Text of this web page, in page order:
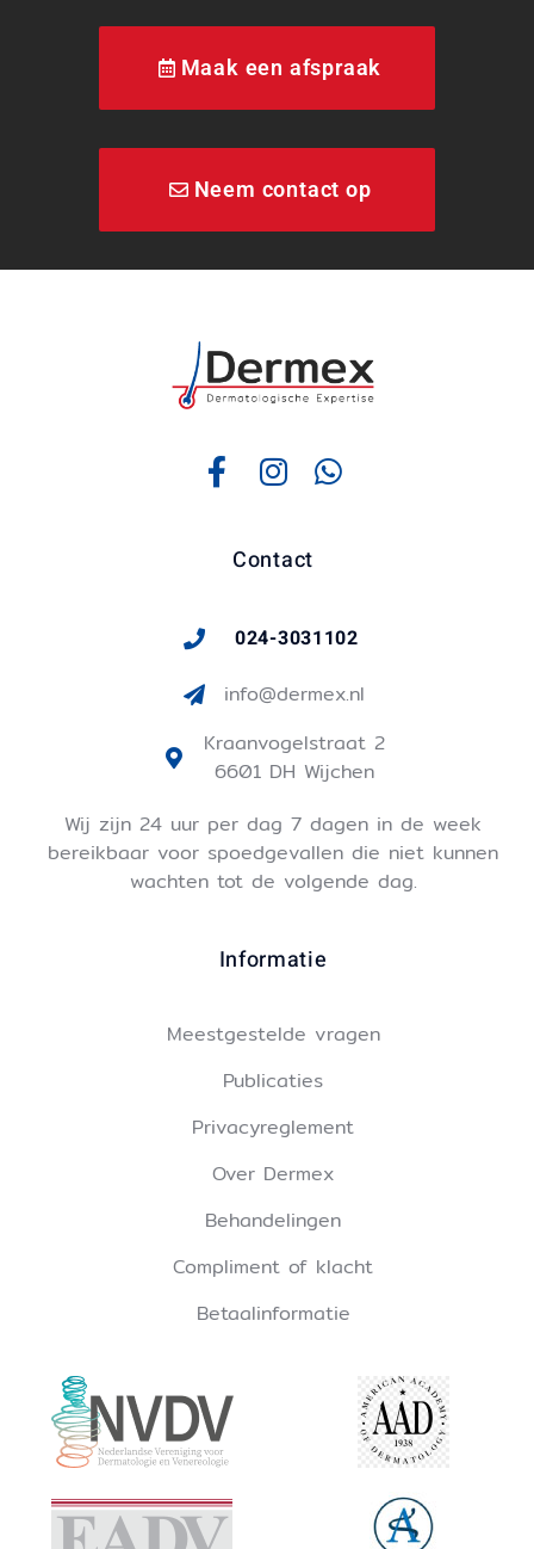
Maak een afspraak
Neem contact op
Contact
024-3031102
info@dermex.nl
Kraanvogelstraat 2
6601 DH Wijchen
Wij zijn 24 uur per dag 7 dagen in de week
bereikbaar voor spoedgevallen die niet kunnen
wachten tot de volgende dag.
Informatie
Meestgestelde vragen
Publicaties
Privacyreglement
Over Dermex
Behandelingen
Compliment of klacht
Betaalinformatie